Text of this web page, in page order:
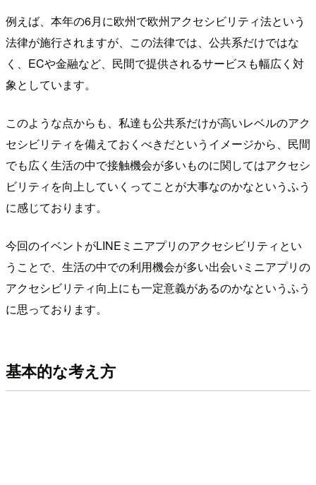
例えば、本年の6月に欧州で欧州アクセシビリティ法という
法律が施行されますが、この法律では、公共系だけではな
く、ECや金融など、民間で提供されるサービスも幅広く対
象としています。
このような点からも、私達も公共系だけが高いレベルのアク
セシビリティを備えておくべきだというイメージから、民間
でも広く生活の中で接触機会が多いものに関してはアクセシ
ビリティを向上していくってことが大事なのかなというふう
に感じております。
今回のイベントがLINEミニアプリのアクセシビリティとい
うことで、生活の中での利用機会が多い出会いミニアプリの
アクセシビリティ向上にも一定意義があるのかなというふう
に思っております。
基本的な考え方